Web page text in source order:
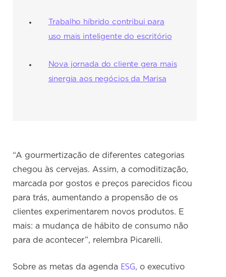
Trabalho híbrido contribui para
uso mais inteligente do escritório
Nova jornada do cliente gera mais
sinergia aos negócios da Marisa
“A gourmertização de diferentes categorias
chegou às cervejas. Assim, a comoditização,
marcada por gostos e preços parecidos ficou
para trás, aumentando a propensão de os
clientes experimentarem novos produtos. E
mais: a mudança de hábito de consumo não
para de acontecer”, relembra Picarelli.
Sobre as metas da agenda ESG, o executivo